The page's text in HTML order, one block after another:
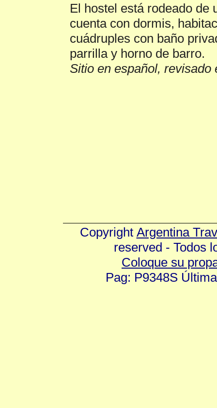
El hostel está rodeado de
cuenta con dormis,
cuádruples con baño
parrilla y horno de barro.
Sitio en español, revisado
Copyright Argentina
reserved - Todos
Coloque su
Pag: P9348S